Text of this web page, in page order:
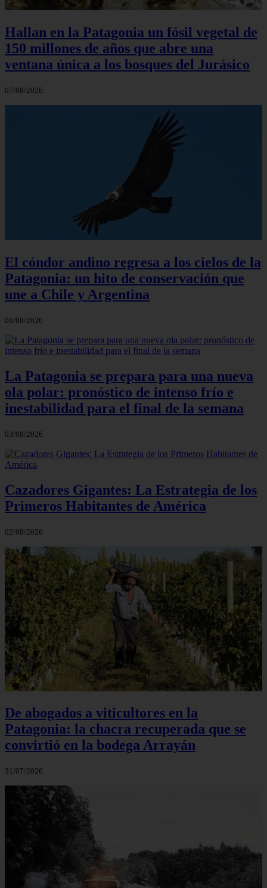
Hallan en la Patagonia un fósil vegetal de
150 millones de años que abre una
ventana única a los bosques del Jurásico
07/08/2026
El cóndor andino regresa a los cielos de la
Patagonia: un hito de conservación que
une a Chile y Argentina
06/08/2026
La Patagonia se prepara para una nueva
ola polar: pronóstico de intenso frío e
inestabilidad para el final de la semana
03/08/2026
Cazadores Gigantes: La Estrategia de los
Primeros Habitantes de América
02/08/2026
De abogados a viticultores en la
Patagonia: la chacra recuperada que se
convirtió en la bodega Arrayán
31/07/2026